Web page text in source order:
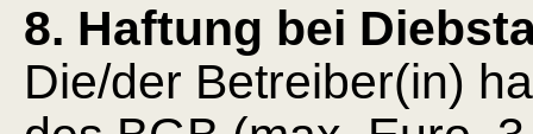
8. Haftung bei
Die/der Betreiber(in)